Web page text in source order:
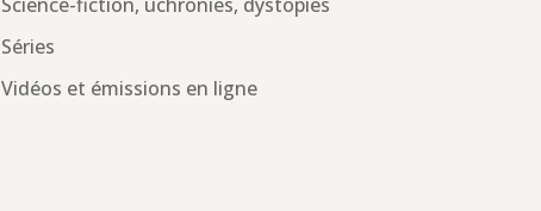
Séries
Vidéos et émissions en ligne